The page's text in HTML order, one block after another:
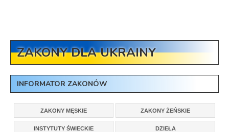
ZAKONY DLA UKRAINY
INFORMATOR ZAKONÓW
ZAKONY MĘSKIE ZAKONY ŻEŃSKIE
INSTYTUTY ŚWIECKIE DZIEŁA